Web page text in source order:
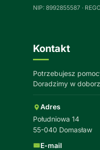
NIP: 8992855587 ·
Kontakt
Potrzebujesz
Doradzimy w
Adres
Południowa 14
55-040 Domasław
E-mail